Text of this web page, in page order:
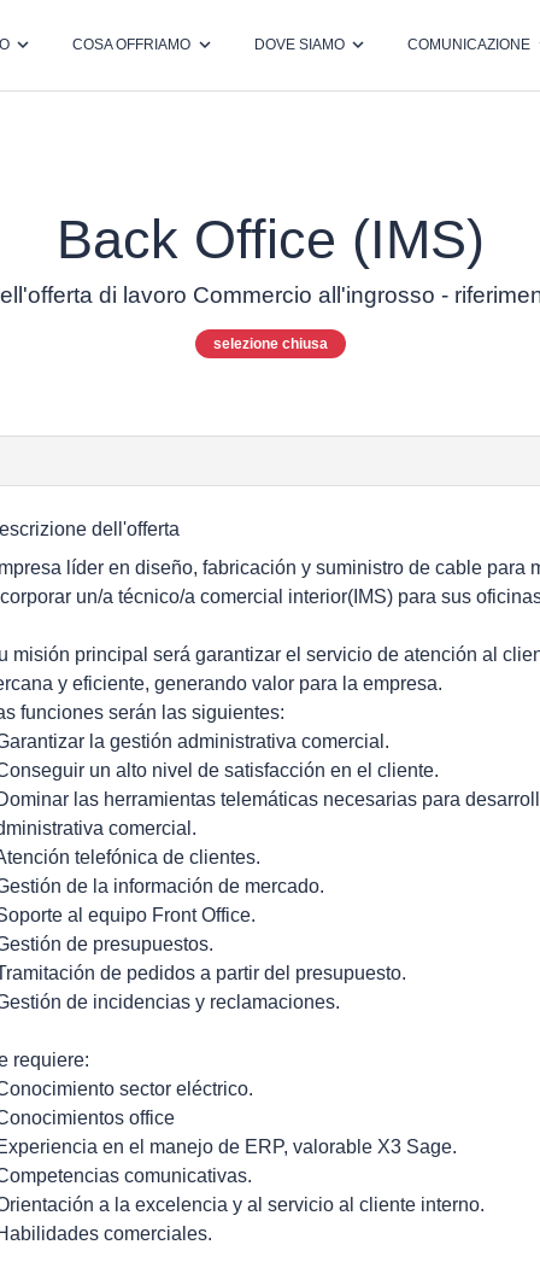
COSA OFFRIAMO DOVE SIAMO COMUNICAZIONE
Back Office (IMS)
di lavoro Commercio all'ingrosso -
selezione chiusa
dell'offerta
líder en diseño, fabricación y suministro de cable para
un/a técnico/a comercial interior(IMS) para sus
misión principal será garantizar el servicio de atención al
y eficiente, generando valor para la empresa.
funciones serán las siguientes:
la gestión administrativa comercial.
un alto nivel de satisfacción en el cliente.
las herramientas telemáticas necesarias para
comercial.
telefónica de clientes.
de la información de mercado.
al equipo Front Office.
de presupuestos.
de pedidos a partir del presupuesto.
de incidencias y reclamaciones.
requiere:
sector eléctrico.
office
en el manejo de ERP, valorable X3 Sage.
comunicativas.
a la excelencia y al servicio al cliente interno.
comerciales.